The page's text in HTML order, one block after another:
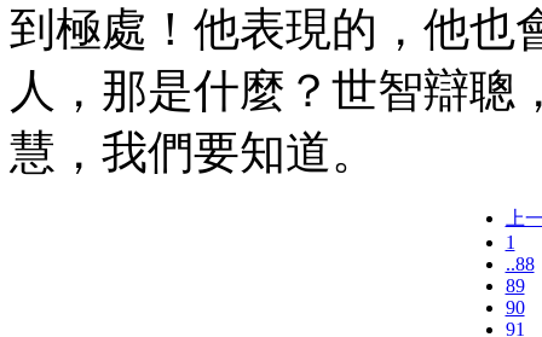
到極處！他表現的，他也
人，那是什麼？世智辯聰
慧，我們要知道。
上
1
..88
89
90
91